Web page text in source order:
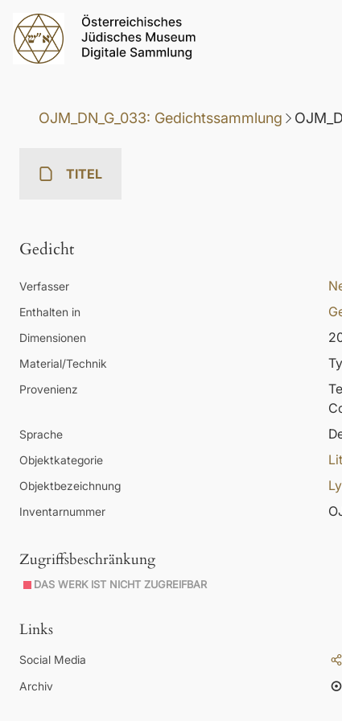
OJM_DN_G_033: Gedichtssammlung
TITEL
Gedicht
Verfasser
Enthalten in
Dimensionen
Material/Technik
Provenienz
Sprache
Objektkategorie
Objektbezeichnung
Inventarnummer
Zugriffsbeschränkung
DAS WERK IST NICHT ZUGREIFBAR
Links
Social Media
Archiv